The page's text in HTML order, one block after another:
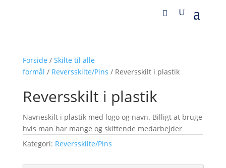
Forside / Skilte til alle
formål / Reversskilte/Pins / Reversskilt i plastik
Reversskilt i plastik
Navneskilt i plastik med logo og navn. Billigt at bruge
hvis man har mange og skiftende medarbejder
Kategori: Reversskilte/Pins